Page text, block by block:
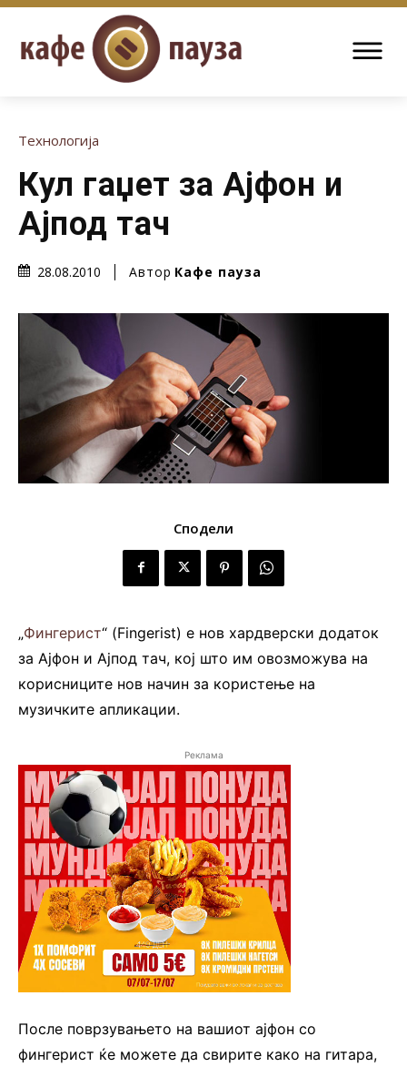
Технологија
Кул гаџет за Ајфон и
Ајпод тач
28.08.2010 Автор Кафе пауза
Сподели
„Фингерист“ (Fingerist) е нов хардверски додаток
за Ајфон и Ајпод тач, кој што им овозможува на
корисниците нов начин за користење на
музичките апликации.
Реклама
После поврзувањето на вашиот ајфон со
фингерист ќе можете да свирите како на гитара,